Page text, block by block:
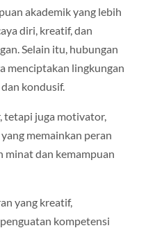
akademik yang lebih
diri, kreatif, dan
Selain itu, hubungan
menciptakan lingkungan
kondusif.
tetapi juga motivator,
memainkan peran
minat dan kemampuan
yang kreatif,
kompetensi